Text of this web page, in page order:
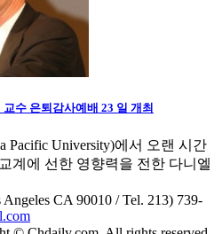
수 은퇴감사예배 23 일 개최
Pacific University)에서 오랜 시간
계에 선한 영향력을 전한 다니엘
CA 90010 / Tel. 213) 739-